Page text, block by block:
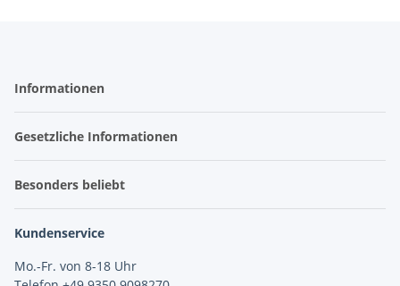
Informationen
Gesetzliche Informationen
Besonders beliebt
Kundenservice
Mo.-Fr. von 8-18 Uhr